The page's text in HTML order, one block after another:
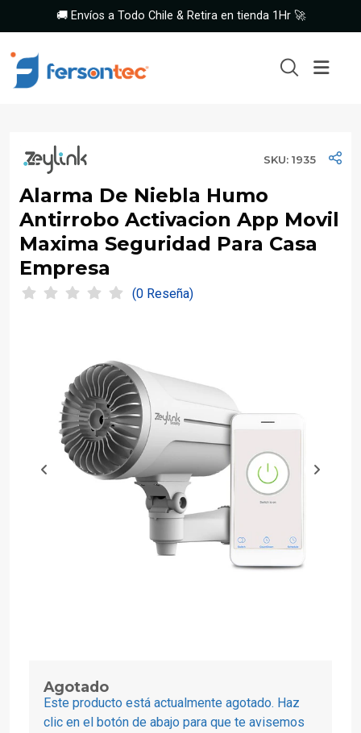
🚚 Envíos a Todo Chile & Retira en tienda 1Hr 🚀
SKU: 1935
Alarma De Niebla Humo
Antirrobo Activacion App Movil
Maxima Seguridad Para Casa
Empresa
(0 Reseña)
Agotado
Este producto está actualmente agotado. Haz
clic en el botón de abajo para que te avisemos